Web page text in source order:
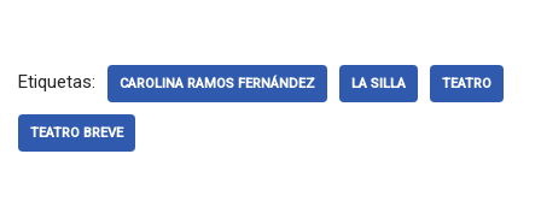
Etiquetas: CAROLINA RAMOS FERNÁNDEZ LA SILLA TEATRO
TEATRO BREVE